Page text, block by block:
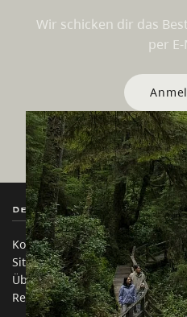
Wir schicken dir das
per
Destination BC
Kontakt
Sitemap
Über uns
Rechtliches & Richtlinien